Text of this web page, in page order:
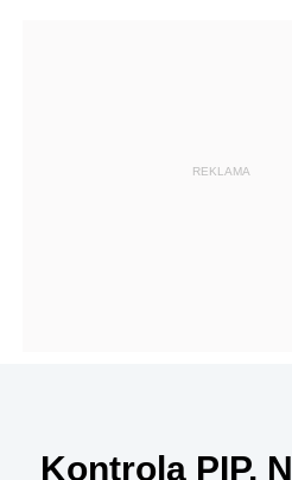
REKLAMA
Kontrola PIP.